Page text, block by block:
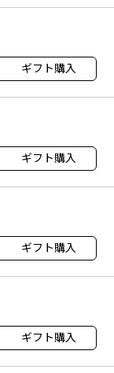
ギフト購入
ギフト購入
ギフト購入
ギフト購入